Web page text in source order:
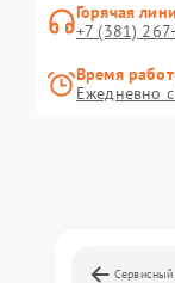
Горячая
+7 (381)
Время
Ежедневно
Сервисный